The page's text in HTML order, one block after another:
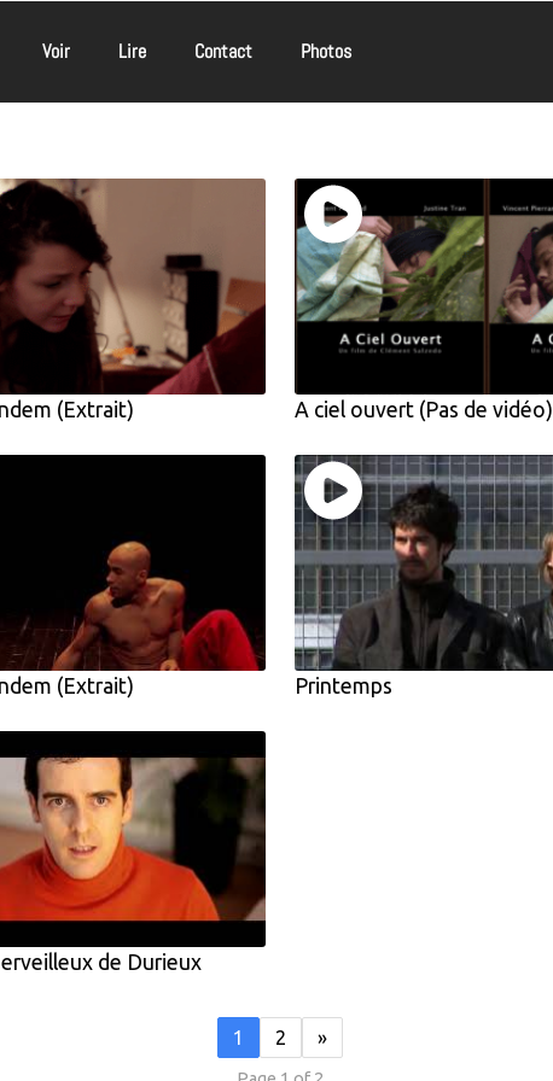
Voir Lire Contact Photos
(Extrait) A ciel ouvert (Pas de vidéo)
(Extrait) Printemps
de Durieux
1 2 »